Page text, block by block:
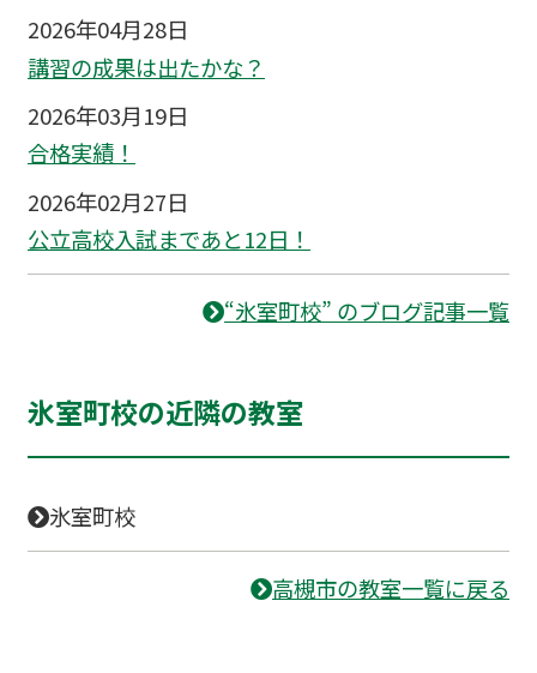
2026年04月28日
講習の成果は出たかな？
2026年03月19日
合格実績！
2026年02月27日
公立高校入試まであと12日！
“氷室町校” のブログ記事一覧
氷室町校の近隣の教室
氷室町校
高槻市の教室一覧に戻る